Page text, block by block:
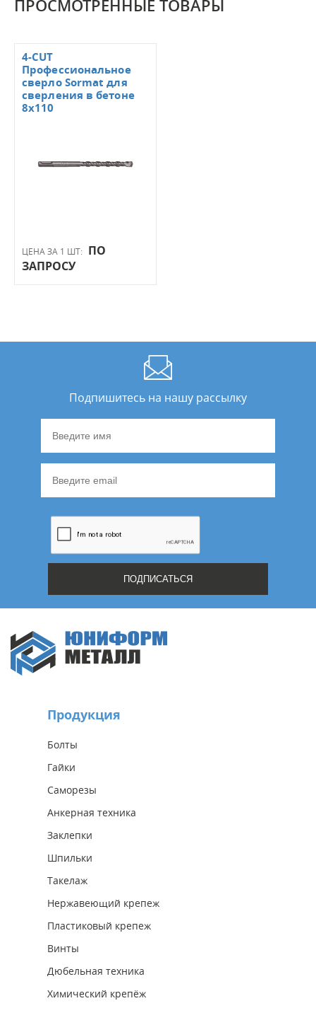
ПРОСМОТРЕННЫЕ ТОВАРЫ
ЦЕНА ЗА 1 ШТ:
ПО
ЗАПРОСУ
4-CUT
Профессиональное
сверло Sormat для
сверления в бетоне
8х110
Подпишитесь на нашу рассылку
Продукция
Болты
Гайки
Саморезы
Анкерная техника
Заклепки
Шпильки
Такелаж
Нержавеющий крепеж
Пластиковый крепеж
Винты
Дюбельная техника
Химический крепёж